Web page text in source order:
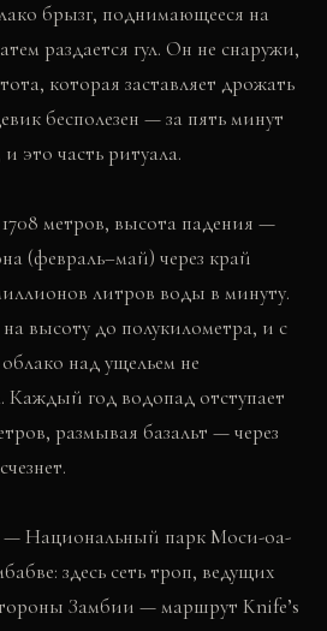
брызг, поднимающееся на
раздается гул. Он не снаружи,
которая заставляет дрожать
бесполезен — за пять минут
это часть ритуала.
метров, высота падения —
(февраль–май) через край
литров воды в минуту.
высоту до полукилометра, и с
над ущельем не
Каждый год водопад отступает
размывая базальт — через
— Национальный парк Моси-оа-
здесь сеть троп, ведущих
Замбии — маршрут Knife’s